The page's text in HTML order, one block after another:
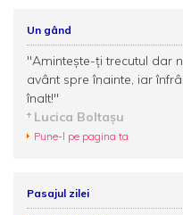
Un gând
"Aminteşte-ţi trecutul dar
avânt spre înainte, iar
înalt!"
Lucica Boltaşu
Pune-l pe pagina ta
Pasajul zilei